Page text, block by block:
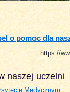
o pomoc dla
https://
naszej uczelni
Medycznym